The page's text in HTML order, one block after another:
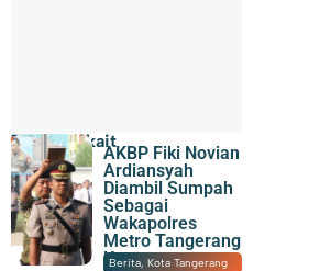
Topik Terkait
AKBP Fiki Novian
Ardiansyah
Diambil Sumpah
Sebagai
Wakapolres
Metro Tangerang
Kota
05/08/2026|22:26
Berita,Kota Tangerang